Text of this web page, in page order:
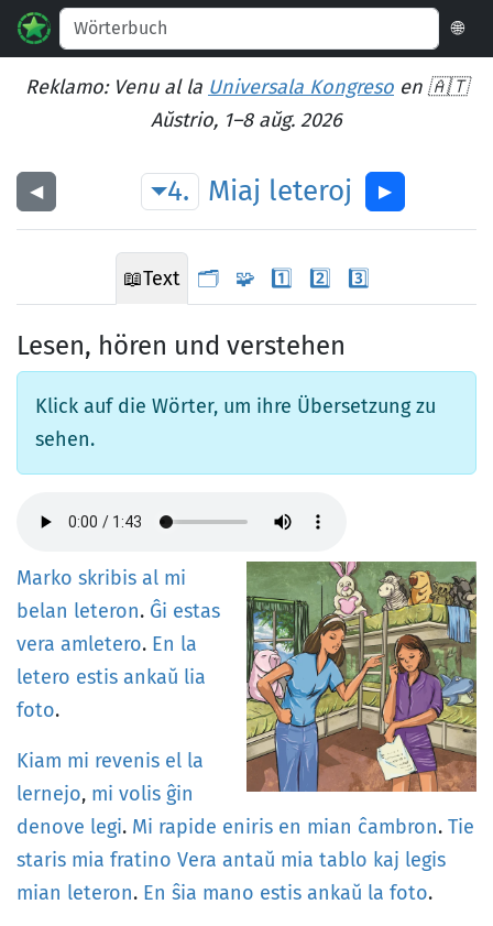
🌐
Reklamo: Venu al la Universala Kongreso en 🇦🇹
Aŭstrio, 1–8 aŭg. 2026
◀︎ 4. Miaj leteroj ▶︎
📖Text 🗂️ 🧩 1️⃣ 2️⃣ 3️⃣
Lesen, hören und verstehen
Klick auf die Wörter, um ihre Übersetzung zu
sehen.
Marko skribis al mi
belan leteron. Ĝi estas
vera amletero. En la
letero estis ankaŭ lia
foto.
Kiam mi revenis el la
lernejo, mi volis ĝin
denove legi. Mi rapide eniris en mian ĉambron. Tie
staris mia fratino Vera antaŭ mia tablo kaj legis
mian leteron. En ŝia mano estis ankaŭ la foto.